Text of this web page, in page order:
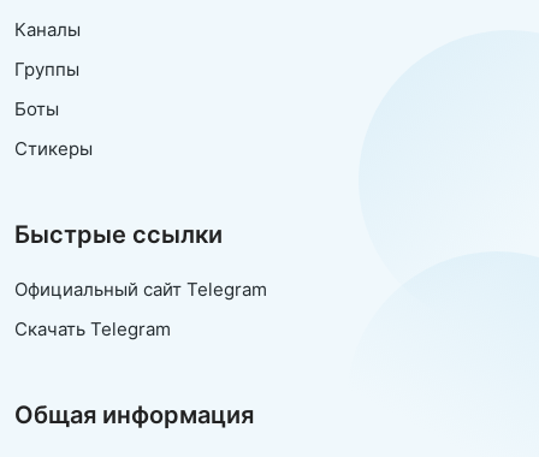
Каналы
Группы
Боты
Стикеры
Быстрые ссылки
Официальный сайт Telegram
Скачать Telegram
Общая информация